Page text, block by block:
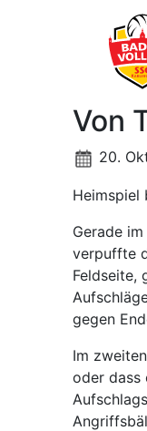
Von
20.
Heimspiel
Gerade
verpuffte
Feldseite,
gegen
Im
oder dass